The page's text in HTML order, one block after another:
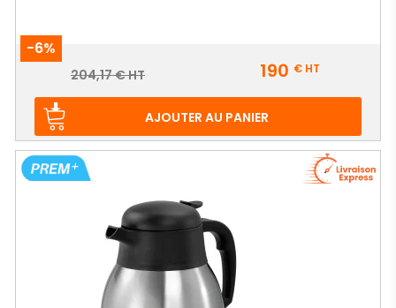
-6%
Prix
Prix
204,17 € HT 190 € HT
AJOUTER AU PANIER